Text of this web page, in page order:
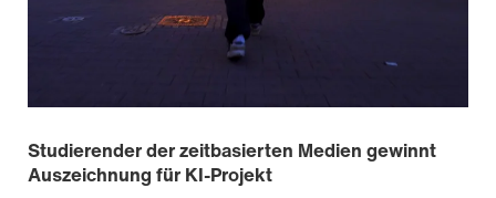
Studierender der zeitbasierten Medien gewinnt
Auszeichnung für KI-Projekt